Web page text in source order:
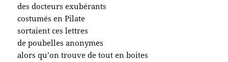
des docteurs exubérants
costumés en Pilate
sortaient ces lettres
de poubelles anonymes
alors qu’on trouve de tout en boites